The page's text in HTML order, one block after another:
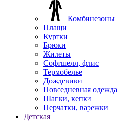
Комбинезоны
Плащи
Куртки
Брюки
Жилеты
Софтшелл, флис
Термобелье
Дождевики
Повседневная одежда
Шапки, кепки
Перчатки, варежки
Детская